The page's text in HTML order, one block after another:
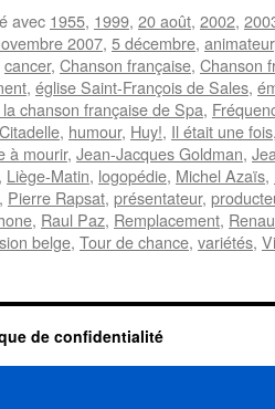
avec 1955, 1999, 20 août, 2002,
2007, 5 décembre, animateur
cancer, Chanson française, Chanson
, église Saint-François de Sales,
chanson française de Spa,
, humour, Huy!, Il était une fois
à mourir, Jean-Jacques Goldman,
, Liège-Matin, logopédie, Michel Azaïs,
, Pierre Rapsat, présentateur,
, Raul Paz, Remplacement,
belge, Tour de chance, variétés,
de confidentialité